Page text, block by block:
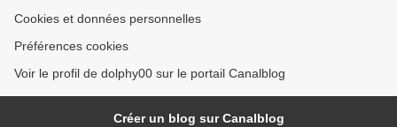
Cookies et données personnelles
Préférences cookies
Voir le profil de dolphy00 sur le portail Canalblog
Créer un blog sur Canalblog